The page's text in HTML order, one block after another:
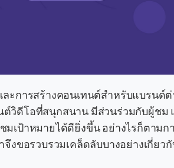
ะการสร้างคอนเทนต์สำหรับแบรนด์ต่
ต์วิดีโอที่สนุกสนาน มีส่วนร่วมกับผู้ชม
มเป้าหมายได้ดียิ่งขึ้น อย่างไรก็ตามก
งขอรวบรวมเคล็ดลับบางอย่างเกี่ยวกั